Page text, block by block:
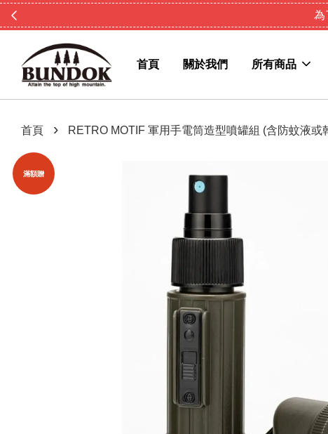
為
首頁 關於我們 所有商品
首頁 › RETRO MOTIF 軍用手電筒造型噴罐組 (含防蚊液或
滿額贈